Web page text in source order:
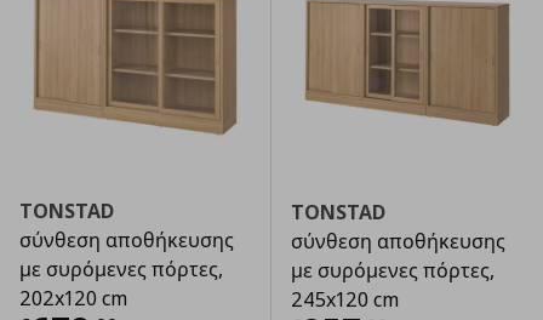
TONSTAD
σύνθεση αποθήκευσης
με συρόμενες πόρτες,
202x120 cm
TONSTAD
σύνθεση αποθήκευσης
με συρόμενες πόρτες,
245x120 cm